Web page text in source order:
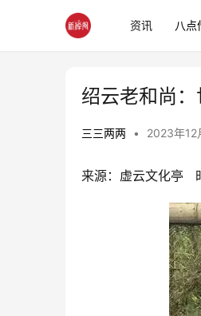
资讯 八点
绍云老和尚
三三两两 • 2023年12
来源： 虚云文化亭